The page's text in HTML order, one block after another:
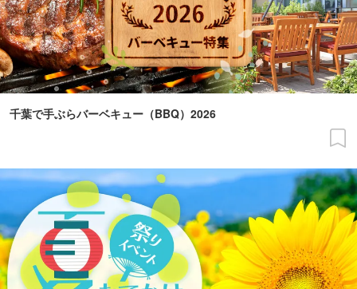
千葉で手ぶらバーベキュー（BBQ）2026